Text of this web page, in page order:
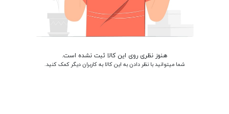
هنوز نظری روی این کالا ثبت نشده است.
شما میتوانید با نظر دادن به این کالا به کاربران دیگر کمک کنید.